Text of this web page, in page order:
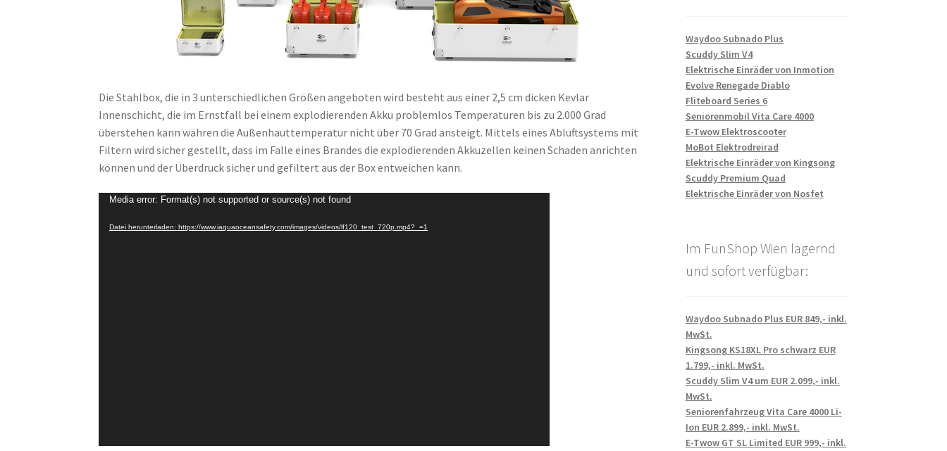
Die Stahlbox, die in 3 unterschiedlichen Größen angeboten wird besteht aus einer 2,5 cm dicken Kevlar
Innenschicht, die im Ernstfall bei einem explodierenden Akku problemlos Temperaturen bis zu 2.000 Grad
überstehen kann währen die Außenhauttemperatur nicht über 70 Grad ansteigt. Mittels eines Abluftsystems mit
Filtern wird sicher gestellt, dass im Falle eines Brandes die explodierenden Akkuzellen keinen Schaden anrichten
können und der Überdruck sicher und gefiltert aus der Box entweichen kann.
Video-
Media error: Format(s) not supported or source(s) not found
Datei herunterladen: https://www.iaquaoceansafety.com/images/videos/lf120_test_720p.mp4?_=1
Waydoo Subnado Plus
Scuddy Slim V4
Elektrische Einräder von Inmotion
Evolve Renegade Diablo
Fliteboard Series 6
Seniorenmobil Vita Care 4000
E-Twow Elektroscooter
MoBot Elektrodreirad
Elektrische Einräder von Kingsong
Scuddy Premium Quad
Elektrische Einräder von Nosfet
Im FunShop Wien lagernd
und sofort verfügbar:
Waydoo Subnado Plus EUR 849,- inkl.
MwSt.
Kingsong KS18XL Pro schwarz EUR
1.799,- inkl. MwSt.
Scuddy Slim V4 um EUR 2.099,- inkl.
MwSt.
Seniorenfahrzeug Vita Care 4000 Li-
Ion EUR 2.899,- inkl. MwSt.
E-Twow GT SL Limited EUR 999,- inkl.